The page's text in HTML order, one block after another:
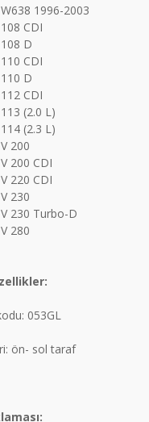
1996-2003
CDI
D
CDI
D
CDI
(2.0 L)
(2.3 L)
200
200 CDI
220 CDI
230
230 Turbo-D
280
053GL
ön- sol taraf